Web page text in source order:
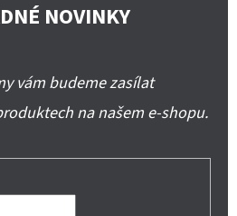
NOVINKY
vám budeme zasílat
na našem e-shopu.